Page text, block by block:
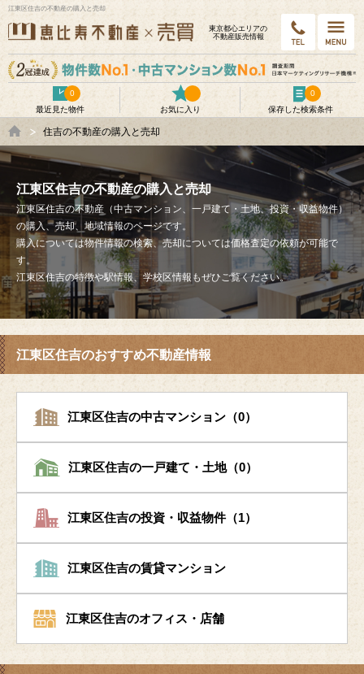
江東区住吉の不動産の購入と売却
東京都⼼エリアの
不動産販売情報
最近見た物件
0
お気に入り
保存した検索条件
0
住吉の不動産の購入と売却
江東区住吉の不動産の購入と売却
江東区住吉の不動産（中古マンション、一戸建て・土地、投資・収益物件）
の購入、売却、地域情報のページです。
購入については物件情報の検索、売却については価格査定の依頼が可能で
す。
江東区住吉の特徴や駅情報、学校区情報もぜひご覧ください。
江東区住吉のおすすめ不動産情報
江東区住吉の中古マンション（0）
江東区住吉の一戸建て・土地（0）
江東区住吉の投資・収益物件（1）
江東区住吉の賃貸マンション
江東区住吉のオフィス・店舗